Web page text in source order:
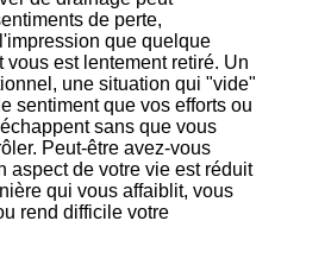
de perte,
que quelque
vous est lentement retiré. Un
une situation qui "vide"
sentiment que vos efforts ou
sans que vous
Peut-être avez-vous
aspect de votre vie est réduit
qui vous affaiblit, vous
rend difficile votre